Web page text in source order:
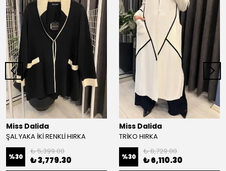
Miss Dalida
ŞAL YAKA İKİ RENKLİ HIRKA
%30
₺ 5,399.00
₺ 3,779.30
Miss Dalida
TRİKO HIRKA
%30
₺ 8,729.00
₺ 6,110.30